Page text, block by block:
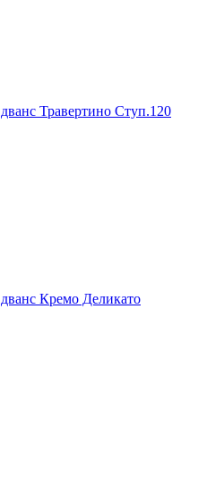
Травертино Ступ.120
Кремо Деликато